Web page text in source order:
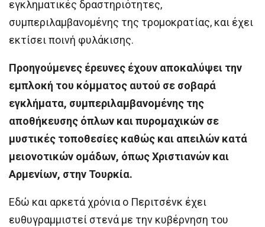
εγκληματικές δραστηριότητες,
συμπεριλαμβανομένης της τρομοκρατίας, και έχει
εκτίσει ποινή φυλάκισης.
Προηγούμενες έρευνες έχουν αποκαλύψει την
εμπλοκή του κόμματος αυτού σε σοβαρά
εγκλήματα, συμπεριλαμβανομένης της
αποθήκευσης όπλων και πυρομαχικών σε
μυστικές τοποθεσίες καθώς και απειλών κατά
μειονοτικών ομάδων, όπως Χριστιανών και
Αρμενίων, στην Τουρκία.
Εδώ και αρκετά χρόνια ο Περιτσένκ έχει
ευθυγραμμιστεί στενά με την κυβέρνηση του